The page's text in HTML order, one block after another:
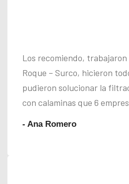
Los recomiendo, trabajaron
Roque – Surco, hicieron
pudieron solucionar la
con calaminas que 6
- Ana Romero